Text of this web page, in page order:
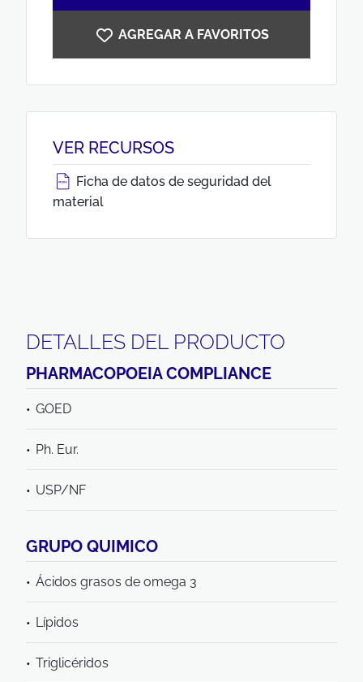
AGREGAR A FAVORITOS
VER RECURSOS
Ficha de datos de seguridad del
material
DETALLES DEL PRODUCTO
PHARMACOPOEIA COMPLIANCE
GOED
Ph. Eur.
USP/NF
GRUPO QUIMICO
Ácidos grasos de omega 3
Lípidos
Triglicéridos